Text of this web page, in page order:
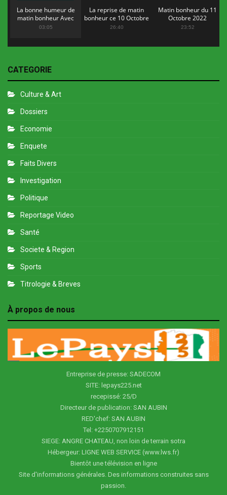
La bonne humeur de
matin bonheur Avec
Flopy Mendosa
03:05
La reprise de matin
bonheur ce 10 Octobre
2022
26:40
Matin bonheur du 11
Octobre 2022
23:52
CATEGORIE
Culture & Art
Dossiers
Economie
Enquete
Faits Divers
Investigation
Politique
Reportage Video
Santé
Societe & Region
Sports
Titrologie & Breves
À propos de nous
Entreprise de presse: SADECOM
SITE: lepays225.net
recepissé: 25/D
Directeur de publication: SAN AUBIN
RED'chef: SAN AUBIN
Tel: +2250707912151
SIEGE: ANGRE CHATEAU, non loin de terrain sotra
Hébergeur: LIGNE WEB SERVICE (www.lws.fr)
Bientôt une télévision en ligne
Site d'informations générales. Des informations construites sans
passion.